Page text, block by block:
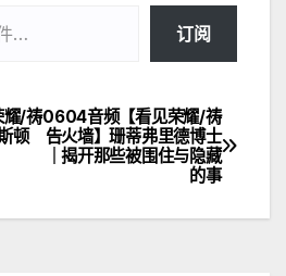
订阅
0604音频【看见荣耀/祷
告火墙】珊蒂弗里德博士
｜揭开那些被围住与隐藏
的事
/祷
顿